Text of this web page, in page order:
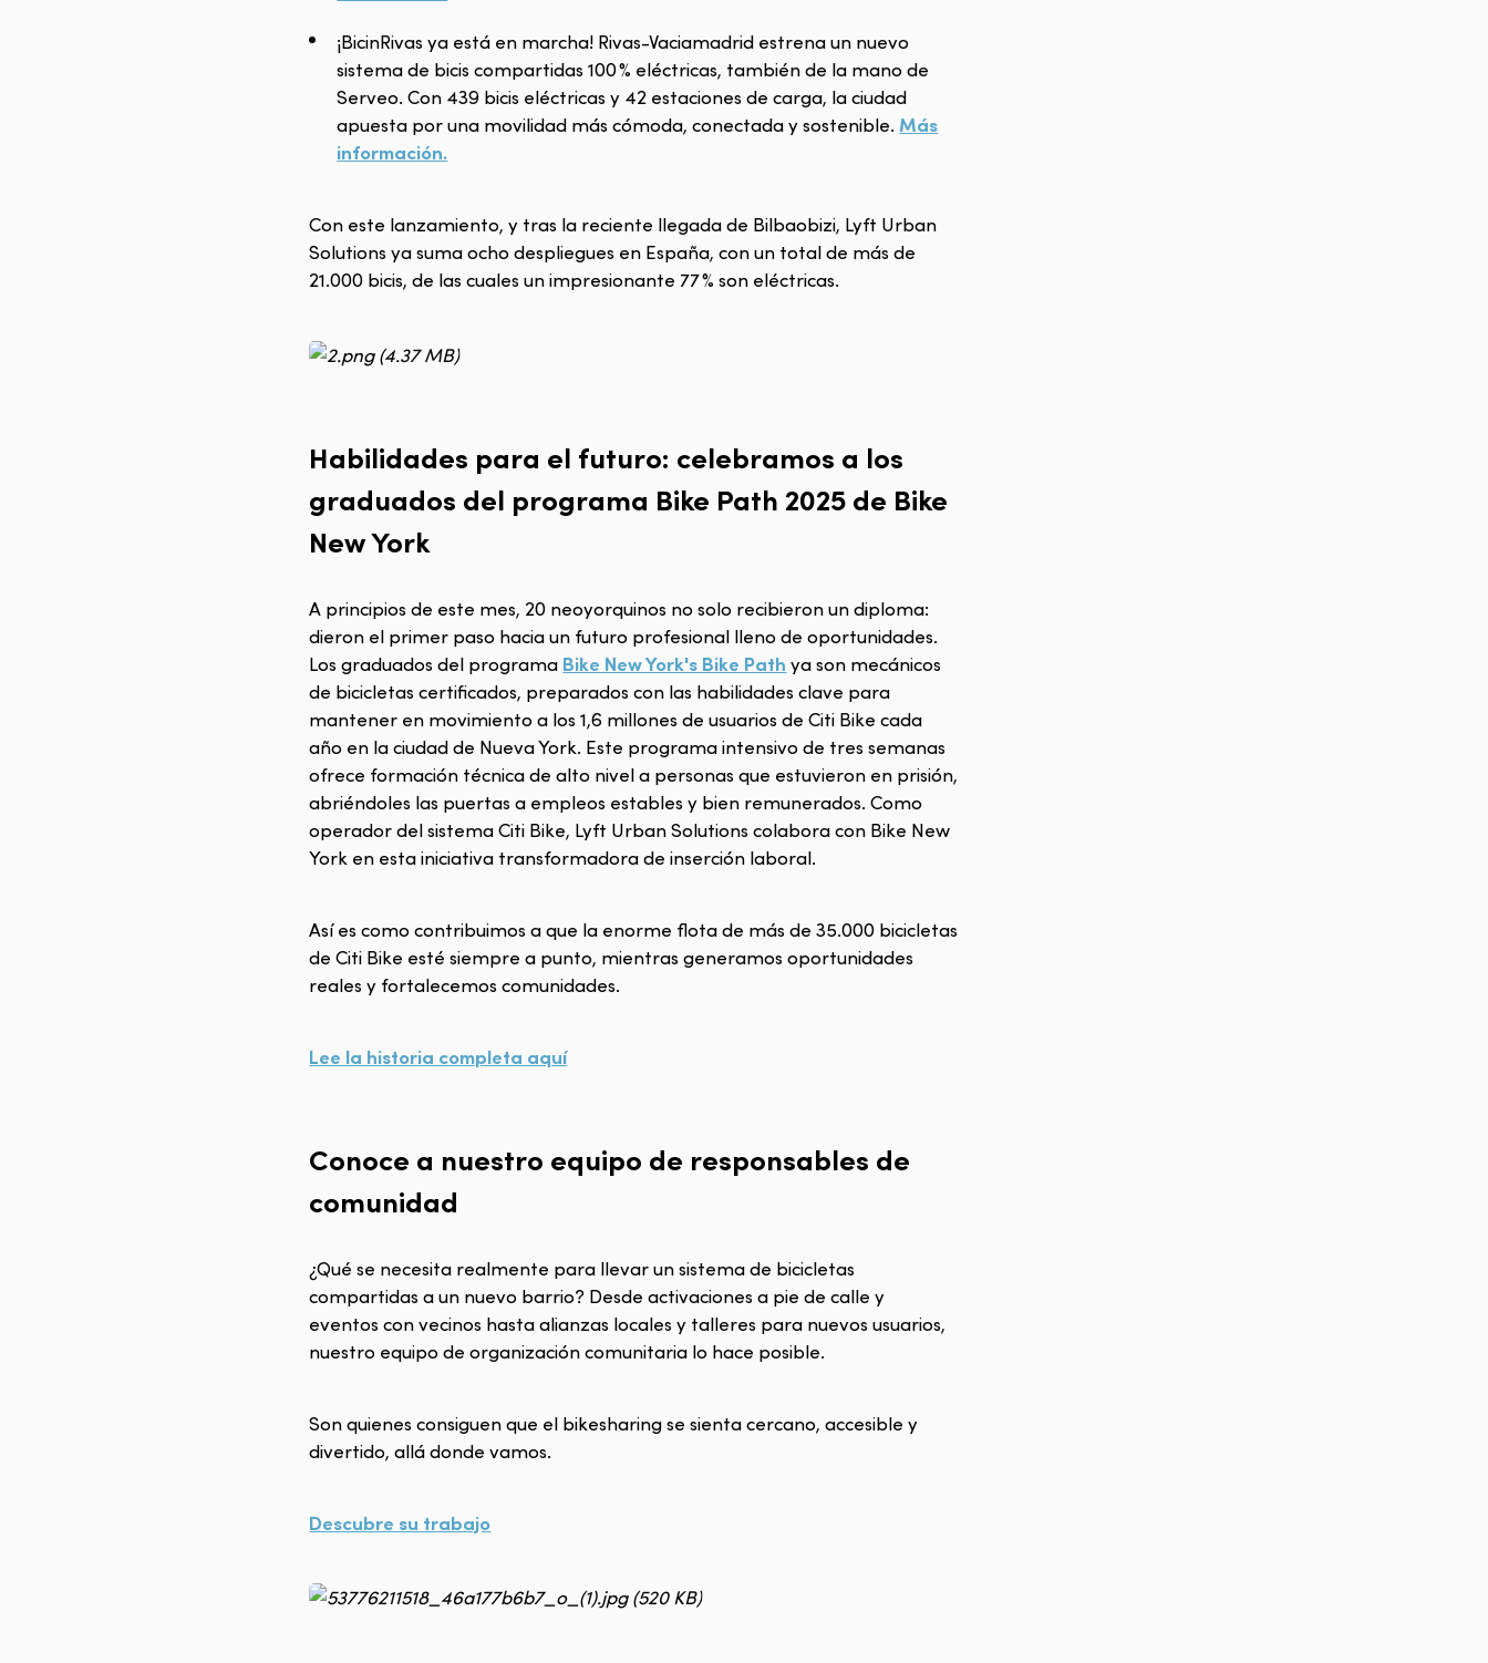
¡BicinRivas ya está en marcha! Rivas-Vaciamadrid estrena un nuevo
sistema de bicis compartidas 100 % eléctricas, también de la mano de
Serveo. Con 439 bicis eléctricas y 42 estaciones de carga, la ciudad
apuesta por una movilidad más cómoda, conectada y sostenible.Más
información.
Con este lanzamiento, y tras la reciente llegada de Bilbaobizi, Lyft Urban
Solutions ya suma ocho despliegues en España, con un total de más de
21.000 bicis, de las cuales un impresionante 77 % son eléctricas.
Habilidades para el futuro: celebramos a los
graduados del programa Bike Path 2025 de Bike
New York
A principios de este mes, 20 neoyorquinos no solo recibieron un diploma:
dieron el primer paso hacia un futuro profesional lleno de oportunidades.
Los graduados del programa Bike New York's Bike Path ya son mecánicos
de bicicletas certificados, preparados con las habilidades clave para
mantener en movimiento a los 1,6 millones de usuarios de Citi Bike cada
año en la ciudad de Nueva York. Este programa intensivo de tres semanas
ofrece formación técnica de alto nivel a personas que estuvieron en prisión,
abriéndoles las puertas a empleos estables y bien remunerados. Como
operador del sistema Citi Bike, Lyft Urban Solutions colabora con Bike New
York en esta iniciativa transformadora de inserción laboral.
Así es como contribuimos a que la enorme flota de más de 35.000 bicicletas
de Citi Bike esté siempre a punto, mientras generamos oportunidades
reales y fortalecemos comunidades.
Lee la historia completa aquí
Conoce a nuestro equipo de responsables de
comunidad
¿Qué se necesita realmente para llevar un sistema de bicicletas
compartidas a un nuevo barrio? Desde activaciones a pie de calle y
eventos con vecinos hasta alianzas locales y talleres para nuevos usuarios,
nuestro equipo de organización comunitaria lo hace posible.
Son quienes consiguen que el bikesharing se sienta cercano, accesible y
divertido, allá donde vamos.
Descubre su trabajo